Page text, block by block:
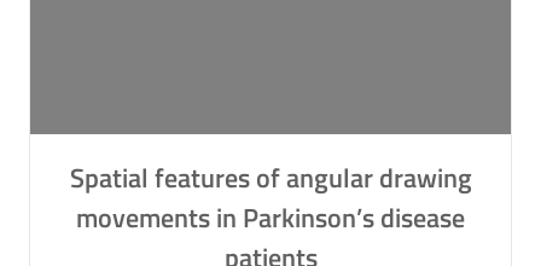
Spatial features of angular drawing
movements in Parkinson’s disease
patients